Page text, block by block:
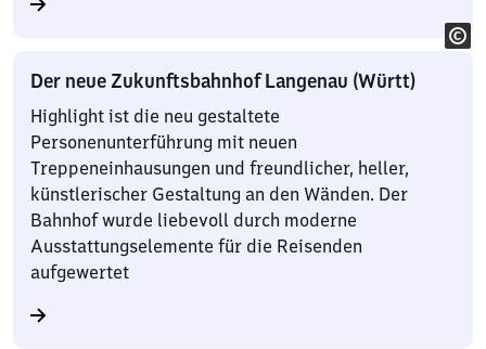
Der neue Zukunftsbahnhof Langenau (Württ)
Highlight ist die neu gestaltete
Personenunterführung mit neuen
Treppeneinhausungen und freundlicher, heller,
künstlerischer Gestaltung an den Wänden. Der
Bahnhof wurde liebevoll durch moderne
Ausstattungselemente für die Reisenden
aufgewertet